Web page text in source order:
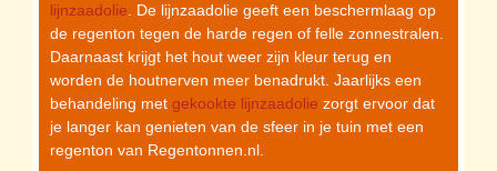
lijnzaadolie . De lijnzaadolie geeft een beschermlaag op
de regenton tegen de harde regen of felle zonnestralen.
Daarnaast krijgt het hout weer zijn kleur terug en
worden de houtnerven meer benadrukt. Jaarlijks een
behandeling met gekookte lijnzaadolie zorgt ervoor dat
je langer kan genieten van de sfeer in je tuin met een
regenton van Regentonnen.nl.